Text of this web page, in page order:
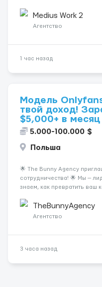
Мобільний.
Medius Work 2
Агентство
1 час назад
Модель
твой доход!
$5,000+ в месяц
5.000-100.000 $
Польша
🌟 The Bunny Agency
сотрудничества! 🌟 Мы —
знаем, как превратить ваш
готовы к долгосрочному
уникальная возможность ...
TheBunnyAgency
Агентство
3 часа назад